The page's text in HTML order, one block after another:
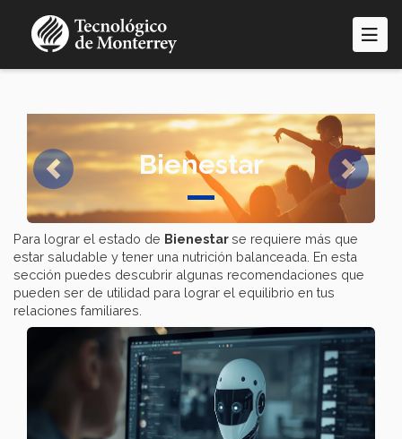
contenido
Bienestar
Previous Next
Para lograr el estado de Bienestarse requiere más que
estar saludable y tener una nutrición balanceada. En esta
sección puedes descubrir algunas recomendaciones que
pueden ser de utilidad para lograr el equilibrio en tus
relaciones familiares.